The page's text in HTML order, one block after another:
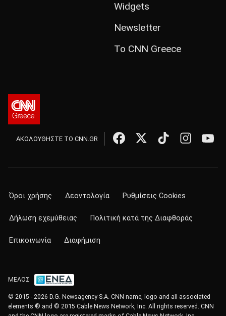
Widgets
Newsletter
Το CNN Greece
ΑΚΟΛΟΥΘΗΣΤΕ ΤΟ CNN.GR
Όροι χρήσης Δεοντολογία Ρυθμίσεις Cookies
Δήλωση εχεμύθειας Πολιτική κατά της Διαφθοράς
Επικοινωνία Διαφήμιση
ΜΕΛΟΣ
© 2015 - 2026 D.G. Newsagency S.A. CNN name, logo and all associated
elements ® and © 2015 Cable News Network, Inc. All rights reserved. CNN